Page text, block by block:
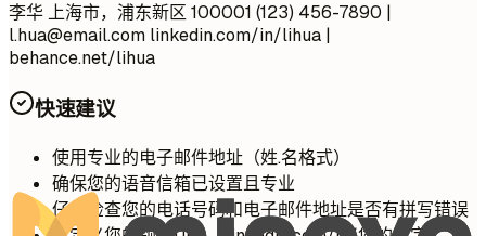
李华 上海市，浦东新区 100001 (123) 456-7890 |
l.hua@email.com linkedin.com/in/lihua |
behance.net/lihua
快速建议
使用专业的电子邮件地址（姓.名格式）
确保您的语音信箱已设置且专业
仔细检查您的电话号码和电子邮件地址是否有拼写错误